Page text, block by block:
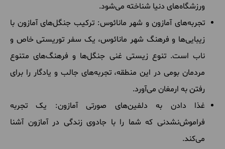
ورزشگاه‌های دنیا شناخته می‌شود.
تجربه‌های آمازون و شهر مانائوس: ترکیب جنگل‌های آمازون با
زیبایی‌ها و فرهنگ شهر مانائوس، یک سفر توریستی خاص و
ناب است. تنوع زیستی غنی جنگل‌ها و فرهنگ‌های متنوع
مردمان بومی در این منطقه، تجربه‌های جالب و یادگار را برای
رفتن به ارمغان می‌آورد.
غذا دادن به دلفین‌های صورتی آمازون: یک تجربه
فراموش‌نشدنی که شما را با جادوی زندگی در آمازون آشنا
می‌کند.